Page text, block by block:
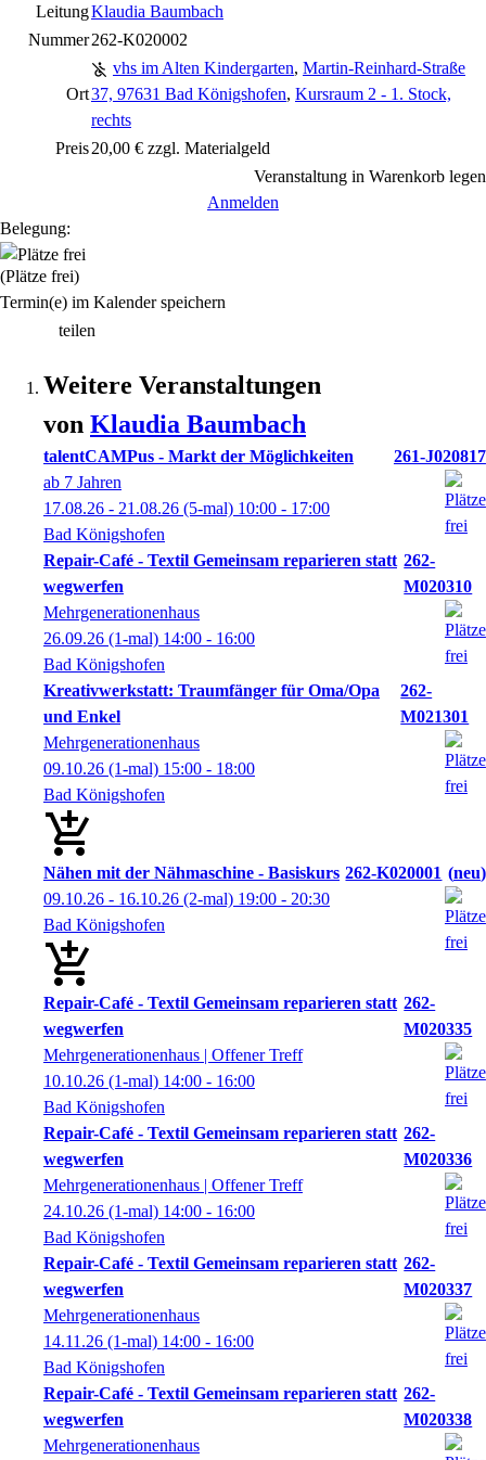
LeitungKlaudia Baumbach
Nummer262-K020002
Ort
vhs im Alten Kindergarten, Martin-Reinhard-Straße
37, 97631 Bad Königshofen, Kursraum 2 - 1. Stock,
rechts
Preis20,00 € zzgl. Materialgeld
Veranstaltung in Warenkorb legen
Anmelden
Belegung:
(Plätze frei)
Termin(e) im Kalender speichern
teilen
Weitere Veranstaltungen
von Klaudia Baumbach
talentCAMPus - Markt der Möglichkeiten
261-J020817
ab 7 Jahren
17.08.26 - 21.08.26 (5-mal) 10:00 - 17:00
Bad Königshofen
Repair-Café - Textil Gemeinsam reparieren statt
wegwerfen
262-
M020310
Mehrgenerationenhaus
26.09.26 (1-mal) 14:00 - 16:00
Bad Königshofen
Kreativwerkstatt: Traumfänger für Oma/Opa
und Enkel
262-
M021301
Mehrgenerationenhaus
09.10.26 (1-mal) 15:00 - 18:00
Bad Königshofen
Nähen mit der Nähmaschine - Basiskurs 262-K020001
neu
09.10.26 - 16.10.26 (2-mal) 19:00 - 20:30
Bad Königshofen
Repair-Café - Textil Gemeinsam reparieren statt
wegwerfen
262-
M020335
Mehrgenerationenhaus | Offener Treff
10.10.26 (1-mal) 14:00 - 16:00
Bad Königshofen
Repair-Café - Textil Gemeinsam reparieren statt
wegwerfen
262-
M020336
Mehrgenerationenhaus | Offener Treff
24.10.26 (1-mal) 14:00 - 16:00
Bad Königshofen
Repair-Café - Textil Gemeinsam reparieren statt
wegwerfen
262-
M020337
Mehrgenerationenhaus
14.11.26 (1-mal) 14:00 - 16:00
Bad Königshofen
Repair-Café - Textil Gemeinsam reparieren statt
wegwerfen
262-
M020338
Mehrgenerationenhaus